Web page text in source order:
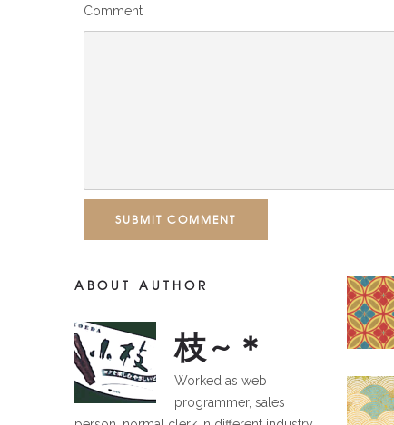
Comment
SUBMIT COMMENT
ABOUT AUTHOR
枝~＊
Worked as web
programmer, sales